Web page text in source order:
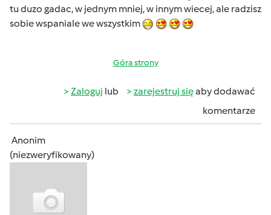
tu duzo gadac, w jednym mniej, w innym wiecej, ale radzisz
sobie wspaniale we wszystkim
Góra strony
Zaloguj lub zarejestruj sięaby dodawać
komentarze
Anonim
(niezweryfikowany)